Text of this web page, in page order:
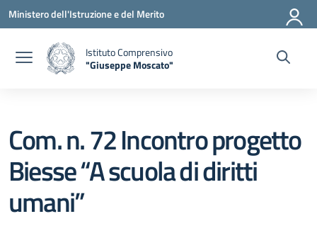
Vai ai contenuti
Vai al menu di navigazione
Vai al footer
Ministero dell'Istruzione e del Merito
Istituto Comprensivo
"Giuseppe Moscato"
Com. n. 72 Incontro progetto
Biesse “A scuola di diritti
umani”